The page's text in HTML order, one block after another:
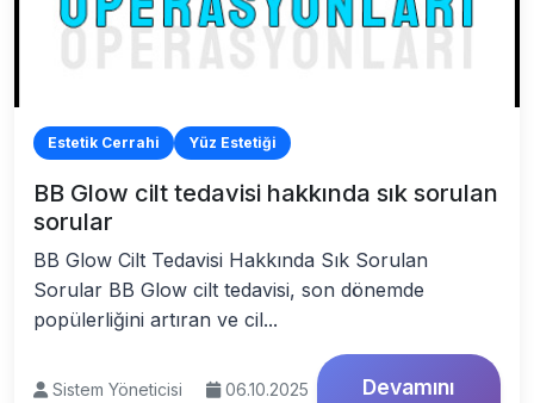
Estetik Cerrahi Yüz Estetiği
BB Glow cilt tedavisi hakkında sık sorulan
sorular
BB Glow Cilt Tedavisi Hakkında Sık Sorulan
Sorular BB Glow cilt tedavisi, son dönemde
popülerliğini artıran ve cil...
Sistem Yöneticisi
06.10.2025
Devamını